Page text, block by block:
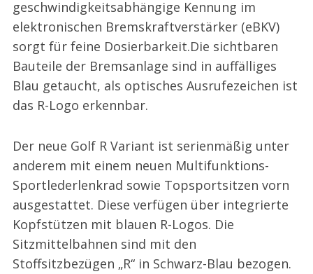
geschwindigkeitsabhängige Kennung im
elektronischen Bremskraftverstärker (eBKV)
sorgt für feine Dosierbarkeit.Die sichtbaren
Bauteile der Bremsanlage sind in auffälliges
Blau getaucht, als optisches Ausrufezeichen ist
das R-Logo erkennbar.
Der neue Golf R Variant ist serienmäßig unter
anderem mit einem neuen Multifunktions-
Sportlederlenkrad sowie Topsportsitzen vorn
ausgestattet. Diese verfügen über integrierte
Kopfstützen mit blauen R-Logos. Die
Sitzmittelbahnen sind mit den
Stoffsitzbezügen „R“ in Schwarz-Blau bezogen.